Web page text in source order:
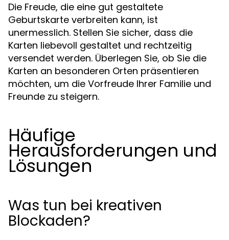
Die Freude, die eine gut gestaltete
Geburtskarte verbreiten kann, ist
unermesslich. Stellen Sie sicher, dass die
Karten liebevoll gestaltet und rechtzeitig
versendet werden. Überlegen Sie, ob Sie die
Karten an besonderen Orten präsentieren
möchten, um die Vorfreude Ihrer Familie und
Freunde zu steigern.
Häufige
Herausforderungen und
Lösungen
Was tun bei kreativen
Blockaden?